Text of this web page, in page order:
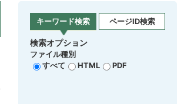
キーワード検索 ページID検索
検索オプション
ファイル種別
すべて
HTML PDF